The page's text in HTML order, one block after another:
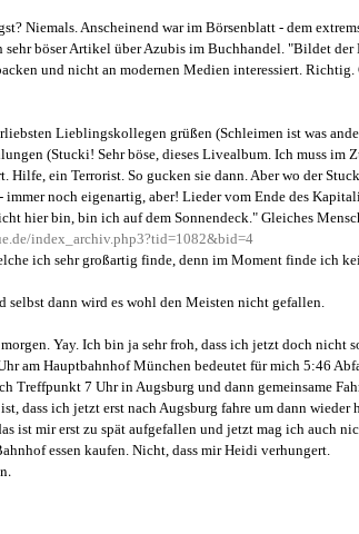
Niemals. Anscheinend war im Börsenblatt - dem
böser Artikel über Azubis im Buchhandel. "Bildet
und nicht an modernen Medien interessiert.
Lieblingskollegen grüßen (Schleimen ist was
(Stucki! Sehr böse, dieses Livealbum. Ich muss im
Hilfe, ein Terrorist. So gucken sie dann. Aber wo der
noch eigenartig, aber! Lieder vom Ende des
hier bin, bin ich auf dem Sonnendeck." Gleiches
index_archiv.php3?tid=1082&bid=4
ich sehr großartig finde, denn im Moment finde ich
selbst dann wird es wohl den Meisten nicht gefallen.
Yay. Ich bin ja sehr froh, dass ich jetzt doch nicht
am Hauptbahnhof München bedeutet für mich 5:46
Treffpunkt 7 Uhr in Augsburg und dann gemeinsame
dass ich jetzt erst nach Augsburg fahre um dann
ist mir erst zu spät aufgefallen und jetzt mag ich auch
essen kaufen. Nicht, dass mir Heidi verhungert.